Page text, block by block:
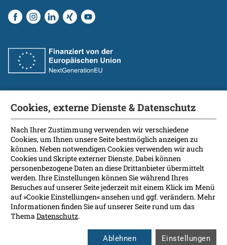
Fakultät
International Patients
Kontakt
Presse
Soziale Medien
Barrierefreiheit
Datenschutz
Impressum
Cookies, externe Dienste & Datenschutz
Nach Ihrer Zustimmung verwenden wir verschiedene
Cookies, um Ihnen unsere Seite bestmöglich anzeigen zu
können. Neben notwendigen Cookies verwenden wir auch
Cookies und Skripte externer Dienste. Dabei können
personenbezogene Daten an diese Drittanbieter übermittelt
werden. Ihre Einstellungen können Sie während Ihres
Besuches auf unserer Seite jederzeit mit einem Klick im Menü
auf »Cookie Einstellungen« ansehen und ggf. verändern. Mehr
Informationen finden Sie auf unserer Seite rund um das
ThemaDatenschutz.
Ablehnen Einstellungen